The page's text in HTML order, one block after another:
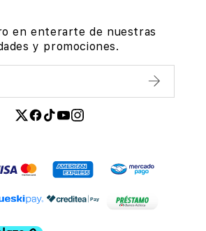
en enterarte de nuestras
y promociones.